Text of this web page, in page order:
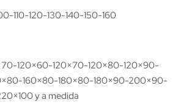
110-120-130-140-150-160
120×60-120×70-120×80-120×90-
160×80-180×80-180×90-200×90-
y a medida